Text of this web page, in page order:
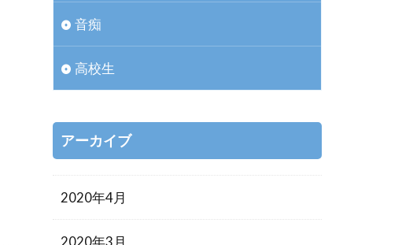
音痴
高校生
アーカイブ
2020年4月
2020年3月